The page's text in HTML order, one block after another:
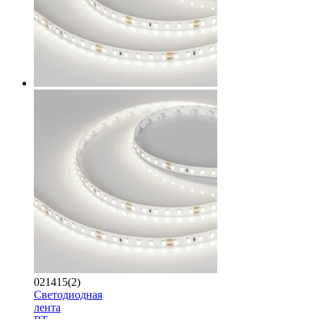
021415(2)
Светодиодная
лента